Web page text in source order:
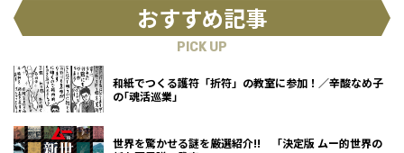
おすすめ記事
PICK UP
和紙でつくる護符「折符」の教室に参加！／辛酸なめ子
の｢魂活巡業｣
世界を驚かせる謎を厳選紹介!! 「決定版 ムー的世界の